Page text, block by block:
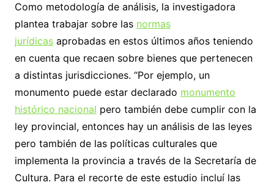
Como metodología de análisis, la investigadora
plantea trabajar sobre las normas
jurídicasaprobadas en estos últimos años teniendo
en cuenta que recaen sobre bienes que pertenecen
a distintas jurisdicciones. “Por ejemplo, un
monumento puede estar declarado monumento
histórico nacional pero también debe cumplir con la
ley provincial, entonces hay un análisis de las leyes
pero también de las políticas culturales que
implementa la provincia a través de la Secretaría de
Cultura. Para el recorte de este estudio incluí las